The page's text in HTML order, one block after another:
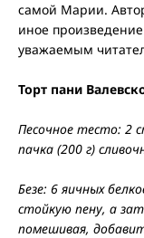
самой Марии.
иное
уважаемым
Торт пани
Песочное тесто: 2
пачка (200 г)
Безе: 6 яичных
стойкую пену, а
помешивая,